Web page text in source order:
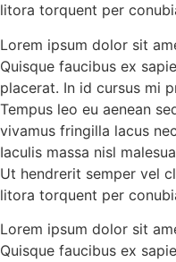
litora torquent per
Lorem ipsum dolor sit
Quisque faucibus ex
placerat. In id cursus mi
Tempus leo eu aenean
vivamus fringilla lacus
Iaculis massa nisl
Ut hendrerit semper vel
litora torquent per
Lorem ipsum dolor sit
Quisque faucibus ex